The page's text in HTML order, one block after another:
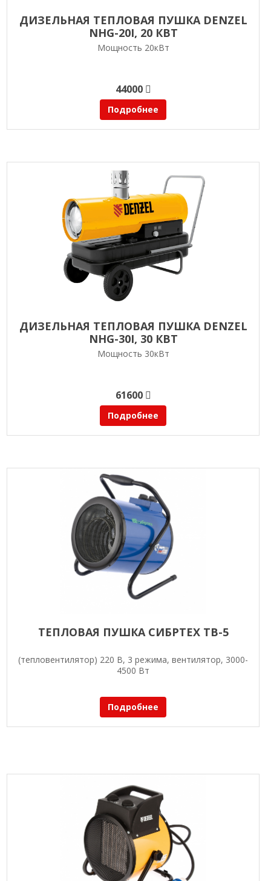
ДИЗЕЛЬНАЯ ТЕПЛОВАЯ ПУШКА DENZEL
NHG-20I, 20 КВТ
Мощность 20кВт
44000
Подробнее
ДИЗЕЛЬНАЯ ТЕПЛОВАЯ ПУШКА DENZEL
NHG-30I, 30 КВТ
Мощность 30кВт
61600
Подробнее
ТЕПЛОВАЯ ПУШКА СИБРТЕХ ТВ-5
(тепловентилятор) 220 В, 3 режима, вентилятор, 3000-
4500 Вт
Подробнее